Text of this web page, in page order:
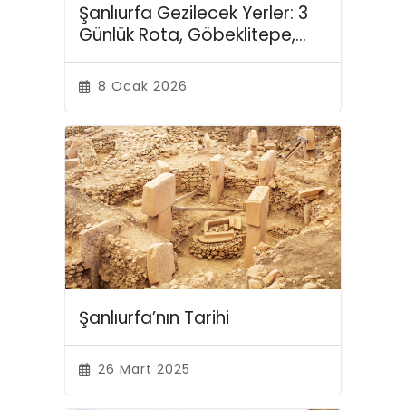
Şanlıurfa Gezilecek Yerler: 3
Günlük Rota, Göbeklitepe,
Harran ve Halfeti
8 Ocak 2026
Şanlıurfa’nın Tarihi
26 Mart 2025